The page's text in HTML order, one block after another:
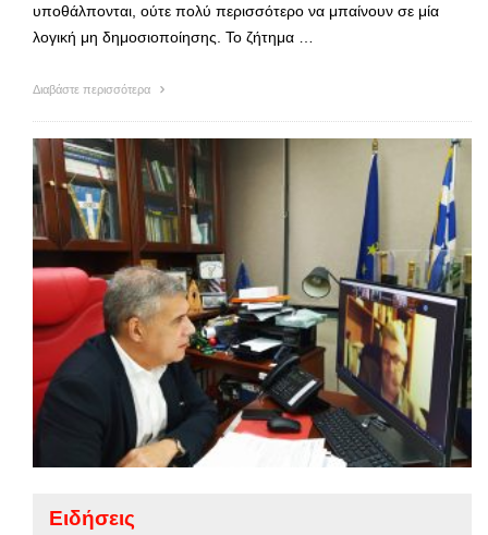
υποθάλπονται, ούτε πολύ περισσότερο να μπαίνουν σε μία
λογική μη δημοσιοποίησης. Το ζήτημα …
Διαβάστε περισσότερα
Ειδήσεις